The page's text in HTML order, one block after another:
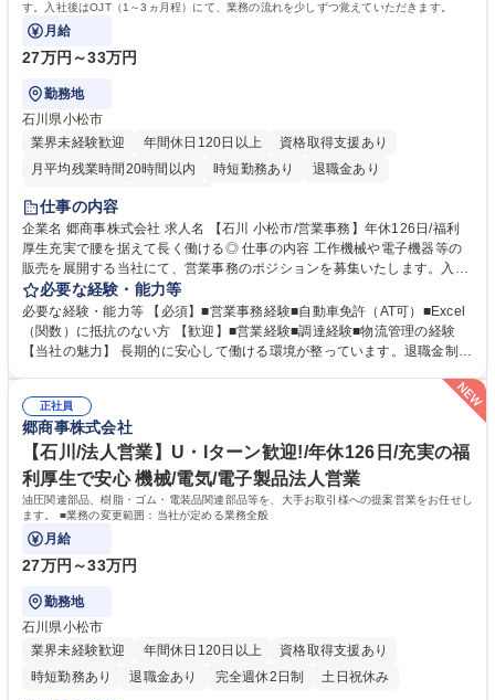
す。入社後はOJT（1～3ヵ月程）にて、業務の流れを少しずつ覚えていただきます。
月給
27万円～33万円
勤務地
石川県小松市
業界未経験歓迎
年間休日120日以上
資格取得支援あり
月平均残業時間20時間以内
時短勤務あり
退職金あり
完全週休2日制
仕事の内容
企業名 郷商事株式会社 求人名 【石川 小松市/営業事務】年休126日/福利
厚生充実で腰を据えて長く働ける◎ 仕事の内容 工作機械や電子機器等の
販売を展開する当社にて、営業事務のポジションを募集いたします。入社
後はOJT（1～3ヵ月程）にて、業務の流れを少しずつ覚えていただきま
す。 ■受発注業務 ■納期管理 ■在庫管理 ■倉庫・物流関連業務 ■製品の問い
合わせ対応 ■見積り作成などの営業支援 ■納期調整・交渉業務 【仕事の魅
力】月に1～2回は顧客先へ出向くなど、外部折衝業務も発生いたします。
必要な経験・能力等
必要な経験・能力等 【必須】■営業事務経験■自動車免許（AT可）■Excel
（関数）に抵抗のない方 【歓迎】■営業経験■調達経験■物流管理の経験
【当社の魅力】 長期的に安心して働ける環境が整っています。退職金制度
所は半額会社負担で利用可能です。また、転居を伴う入社の際は初期費用
や引越費等を支給し、新生活を強力にバックアップ。有休促進日により大
型連休の取得も容易で、7割以上の社員が10連休を実現するなど、仕事と
私生活を両立できる文化が根付いています。 学歴・資格 学歴：大学院 大
学 高専 短大 専修学校 高校 語学力： 資格：第一種運転免許普通自動車
正社員
郷商事株式会社
【石川/法人営業】U・Iターン歓迎!/年休126日/充実の福
利厚生で安心 機械/電気/電子製品法人営業
油圧関連部品、樹脂・ゴム・電装品関連部品等を、大手お取引様への提案営業をお任せし
ます。 ■業務の変更範囲：当社が定める業務全般
月給
27万円～33万円
勤務地
石川県小松市
業界未経験歓迎
年間休日120日以上
資格取得支援あり
時短勤務あり
退職金あり 完全週休2日制 土日祝休み